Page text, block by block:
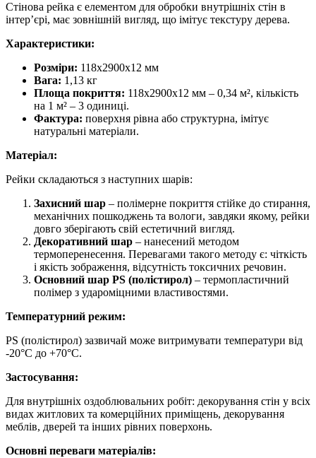
Стінова рейка є елементом для обробки внутрішніх стін в
інтер’єрі, має зовнішній вигляд, що імітує текстуру дерева.
Характеристики:
Розміри: 118х2900х12 мм
Вага: 1,13 кг
Площа покриття: 118х2900х12 мм – 0,34 м², кількість
на 1 м² – 3 одиниці.
Фактура: поверхня рівна або структурна, імітує
натуральні матеріали.
Матеріал:
Рейки складаються з наступних шарів:
Захисний шар – полімерне покриття стійке до стирання,
механічних пошкоджень та вологи, завдяки якому, рейки
довго зберігають свій естетичний вигляд.
Декоративний шар – нанесений методом
термоперенесення. Перевагами такого методу є: чіткість
і якість зображення, відсутність токсичних речовин.
Основний шар PS (полістирол) – термопластичний
полімер з удароміцними властивостями.
Температурний режим:
PS (полістирол) зазвичай може витримувати температури від
-20°C до +70°C.
Застосування:
Для внутрішніх оздоблювальних робіт: декорування стін у всіх
видах житлових та комерційних приміщень, декорування
меблів, дверей та інших рівних поверхонь.
Основні переваги матеріалів: